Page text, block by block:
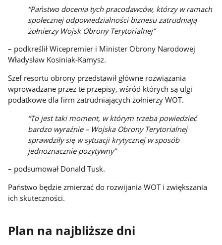
“Państwo docenia tych pracodawców, którzy w ramach
społecznej odpowiedzialności biznesu zatrudniają
żołnierzy Wojsk Obrony Terytorialnej”
– podkreślił Wicepremier i Minister Obrony Narodowej
Władysław Kosiniak-Kamysz.
Szef resortu obrony przedstawił główne rozwiązania
wprowadzane przez te przepisy, wśród których są ulgi
podatkowe dla firm zatrudniających żołnierzy WOT.
“To jest taki moment, w którym trzeba powiedzieć
bardzo wyraźnie – Wojska Obrony Terytorialnej
sprawdziły się w sytuacji krytycznej w sposób
jednoznacznie pozytywny”
– podsumował Donald Tusk.
Państwo będzie zmierzać do rozwijania WOT i zwiększania
ich skuteczności.
Plan na najbliższe dni